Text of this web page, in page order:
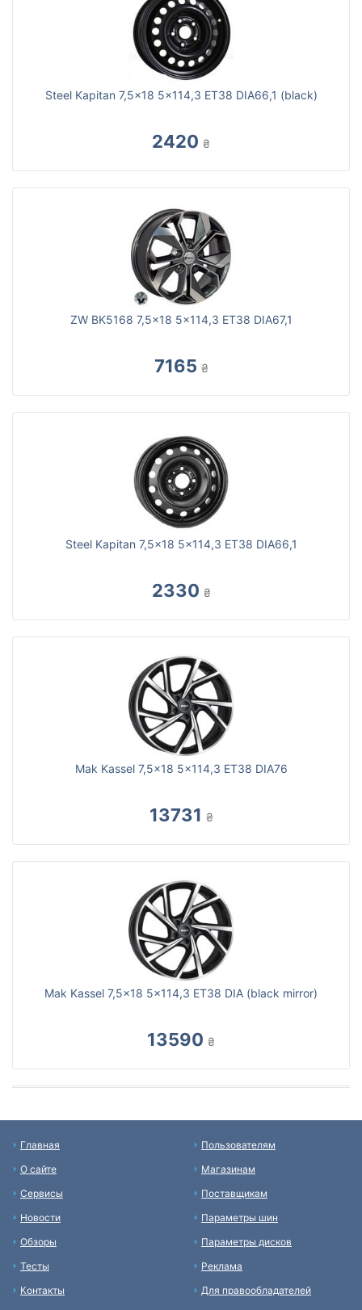
Steel Kapitan 7,5x18 5x114,3 ET38 DIA66,1 (black)
2420 ₴
ZW BK5168 7,5x18 5x114,3 ET38 DIA67,1
7165 ₴
Steel Kapitan 7,5x18 5x114,3 ET38 DIA66,1
2330 ₴
Mak Kassel 7,5x18 5x114,3 ET38 DIA76
13731 ₴
Mak Kassel 7,5x18 5x114,3 ET38 DIA (black mirror)
13590 ₴
Главная
О сайте
Сервисы
Новости
Обзоры
Тесты
Контакты
Пользователям
Магазинам
Поставщикам
Параметры шин
Параметры дисков
Реклама
Для правообладателей